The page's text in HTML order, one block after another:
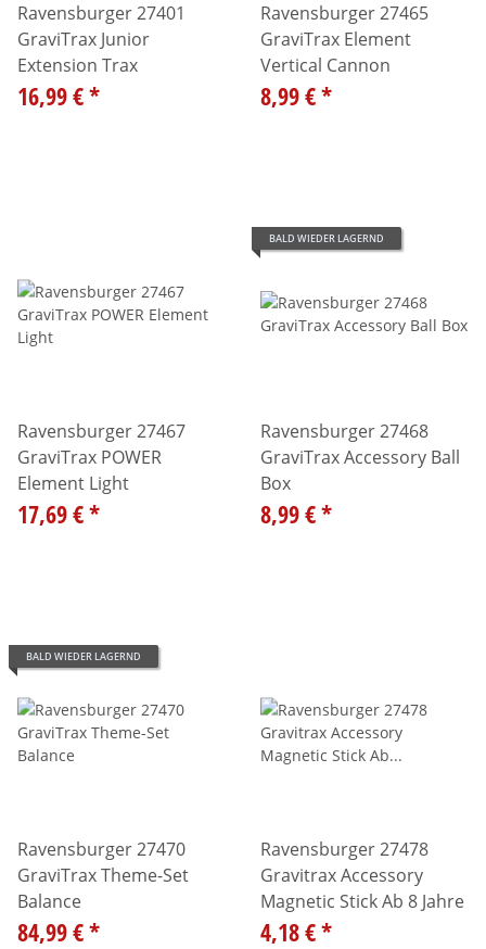
Ravensburger 27401
GraviTrax Junior
Extension Trax
16,99 €*
Ravensburger 27465
GraviTrax Element
Vertical Cannon
8,99 €*
Ravensburger 27467
GraviTrax POWER
Element Light
17,69 €*
BALD WIEDER LAGERND
Ravensburger 27468
GraviTrax Accessory Ball
Box
8,99 €*
BALD WIEDER LAGERND
Ravensburger 27470
GraviTrax Theme-Set
Balance
84,99 €*
Ravensburger 27478
Gravitrax Accessory
Magnetic Stick Ab 8 Jahre
4,18 €*